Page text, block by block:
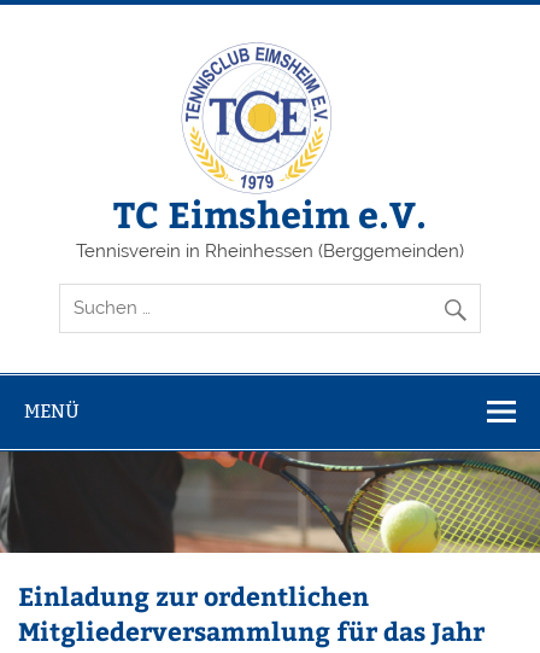
Zum
TC Eimsheim e.V.
Tennisverein in Rheinhessen (Berggemeinden)
MENÜ
Einladung zur ordentlichen
Mitgliederversammlung für das Jahr